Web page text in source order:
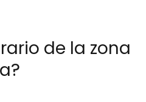
de la zona